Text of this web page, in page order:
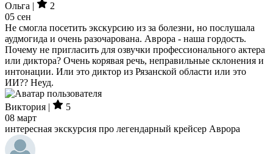
Ольга |
2
05 сен
Не смогла посетить экскурсию из за болезни, но послушала
аудмогида и очень разочарована. Аврора - наша гордость.
Почему не пригласить для озвучки профессионального актера
или диктора? Очень корявая речь, неправильные склонения и
интонации. Или это диктор из Рязанской области или это
ИИ?? Неуд.
Виктория |
5
08 март
интересная экскурсия про легендарный крейсер Аврора